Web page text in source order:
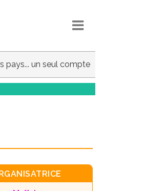
pays... un seul compte